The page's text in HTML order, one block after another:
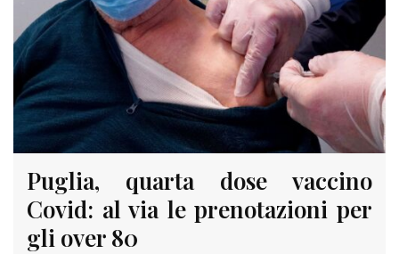
Puglia, quarta dose vaccino
Covid: al via le prenotazioni per
gli over 80